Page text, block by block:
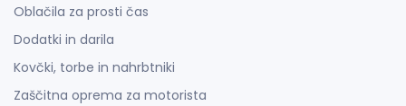
Oblačila za prosti čas
Dodatki in darila
Kovčki, torbe in nahrbtniki
Zaščitna oprema za motorista